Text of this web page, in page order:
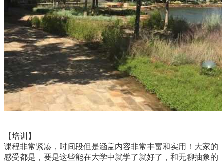
【培训】
课程非常紧凑，时间段但是涵盖内容非常丰富和实用！大家的
感受都是，要是这些能在大学中就学了就好了，和无聊抽象的